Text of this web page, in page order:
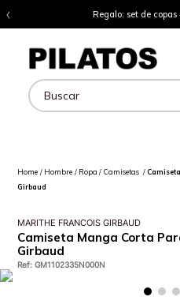
‹ Regalo: set de
Buscar
Hombre Ropa Camisetas
Girbaud
MARITHE FRANCOIS GIRBAUD
Camiseta Manga Corta
Girbaud
Ref:GM1102335N000N